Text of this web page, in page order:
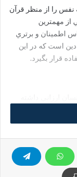
را از منظر قرآن
مهمترين
اطمينان و برتري
است كه در اين
قرار بگيرد.
به اهدافی كه در نظر